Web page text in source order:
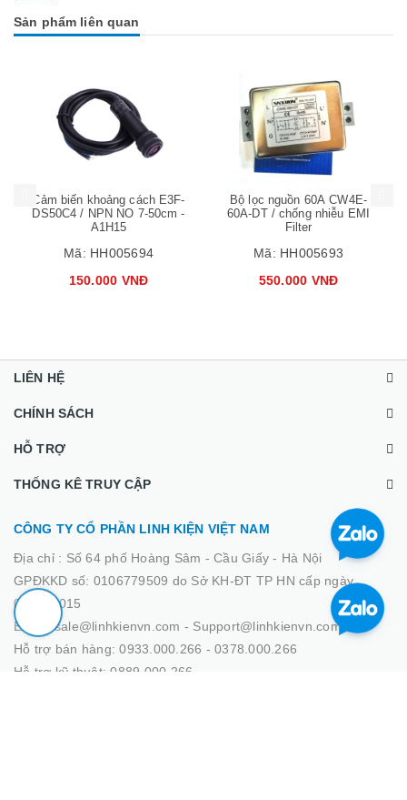
Sản phẩm liên quan
Cảm biến khoảng cách E3F-
DS50C4 / NPN NO 7-50cm -
A1H15
Mã: HH005694
150.000 VNĐ
Bộ lọc nguồn 60A CW4E-
60A-DT / chống nhiễu EMI
Filter
Mã: HH005693
550.000 VNĐ
Mua hàng
LIÊN HỆ
CHÍNH SÁCH
HỖ TRỢ
THỐNG KÊ TRUY CẬP
CÔNG TY CỔ PHẦN LINH KIỆN VIỆT NAM
Địa chỉ : Số 64 phố Hoàng Sâm - Cầu Giấy - Hà Nội
GPĐKKD số: 0106779509 do Sở KH-ĐT TP HN cấp ngày
02/03/2015
Email: sale@linhkienvn.com - Support@linhkienvn.com
Hỗ trợ bán hàng: 0933.000.266 - 0378.000.266
Hỗ trợ kỹ thuật: 0889.000.266